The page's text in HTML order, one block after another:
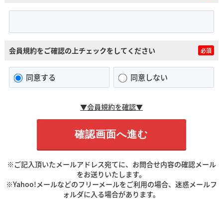
会員規約をご確認の上チェックをしてください 必須
同意する 同意しない
▼会員規約を確認▼
※ご記入頂いたメールアドレス宛てに、お問合せ内容の確認メール
をお送りいたします。
※Yahoo!メールなどのフリーメールをご利用の場合、迷惑メールフ
ォルダに入る場合があります。